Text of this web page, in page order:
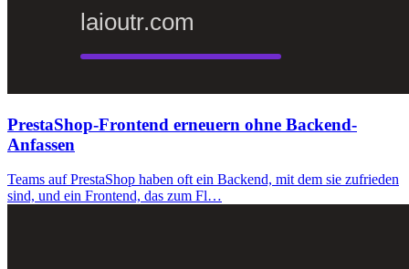
PrestaShop-Frontend erneuern ohne Backend-
Anfassen
Teams auf PrestaShop haben oft ein Backend, mit dem sie zufrieden
sind, und ein Frontend, das zum Fl…